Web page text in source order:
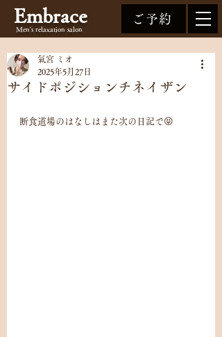
Men's relaxation salon
Embrace ご予約
サイドポジションチネイザン
氣宮 ミオ
2025年5月27日
断食道場のはなしはまた次の日記で😝